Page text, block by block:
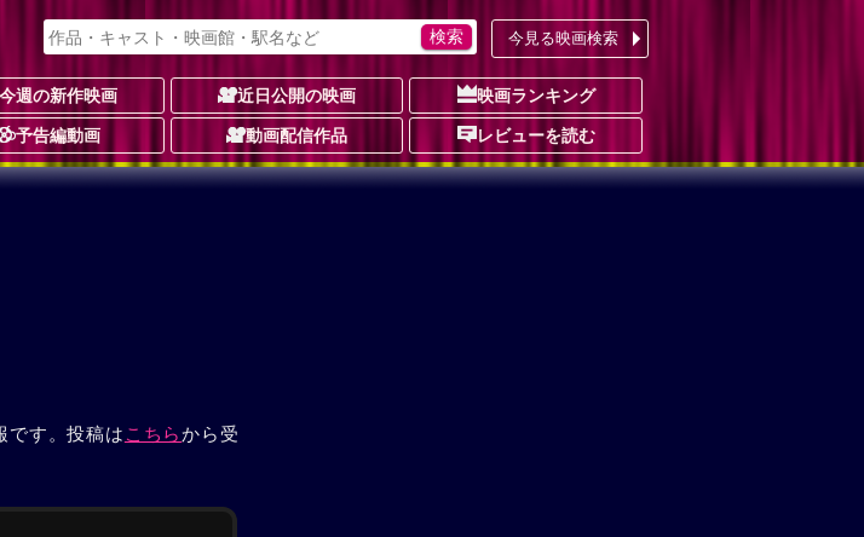
今見る映画検索
週の新作映画 近日公開の映画 映画ランキング
予告編動画 動画配信作品 レビューを読む
です。投稿は こちらから受